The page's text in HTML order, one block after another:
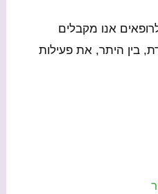
אנו מקבלים
בין היתר, את פעילות